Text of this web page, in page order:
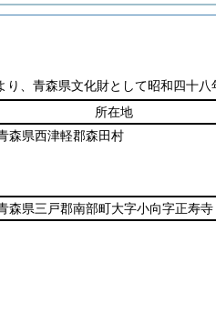
り、青森県文化財として昭和四十八
所在地
森県西津軽郡森田村
森県三戸郡南部町大字小向字正寿寺